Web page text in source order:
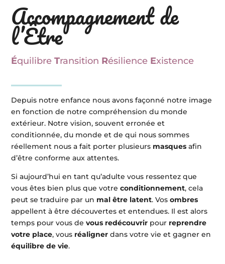
Accompagnement de
l’Être
ÉquilibreTransition Résilience Existence
Depuis notre enfance nous avons façonné notre image
en fonction de notre compréhension du monde
extérieur. Notre vision, souvent erronée et
conditionnée, du monde et de qui nous sommes
réellement nous a fait porter plusieurs masques afin
d’être conforme aux attentes.
Si aujourd’hui en tant qu’adulte vous ressentez que
vous êtes bien plus que votreconditionnement, cela
peut se traduire par un mal être latent. Vos ombres
appellent à être découvertes et entendues. Il est alors
temps pour vous devous redécouvrir pour reprendre
votre place, vous réaligner dans votre vie et gagner en
équilibre de vie.